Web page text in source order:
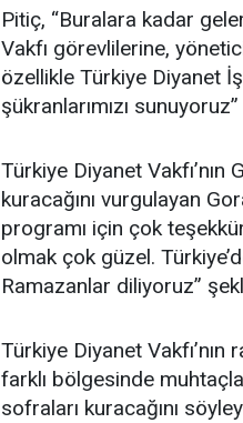
Pitiç, “Buralara kadar
Vakfı görevlilerine,
özellikle Türkiye Diyanet
şükranlarımızı
Türkiye Diyanet
kuracağını vurgulayan
programı için çok
olmak çok güzel.
Ramazanlar diliyoruz”
Türkiye Diyanet
farklı bölgesinde
sofraları kuracağını